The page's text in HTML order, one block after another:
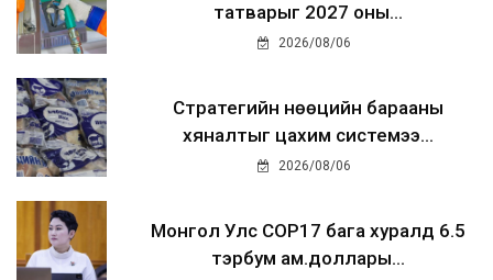
татварыг 2027 оны...
2026/08/06
Стратегийн нөөцийн барааны
хяналтыг цахим системээ...
2026/08/06
Монгол Улс COP17 бага хуралд 6.5
тэрбум ам.доллары...